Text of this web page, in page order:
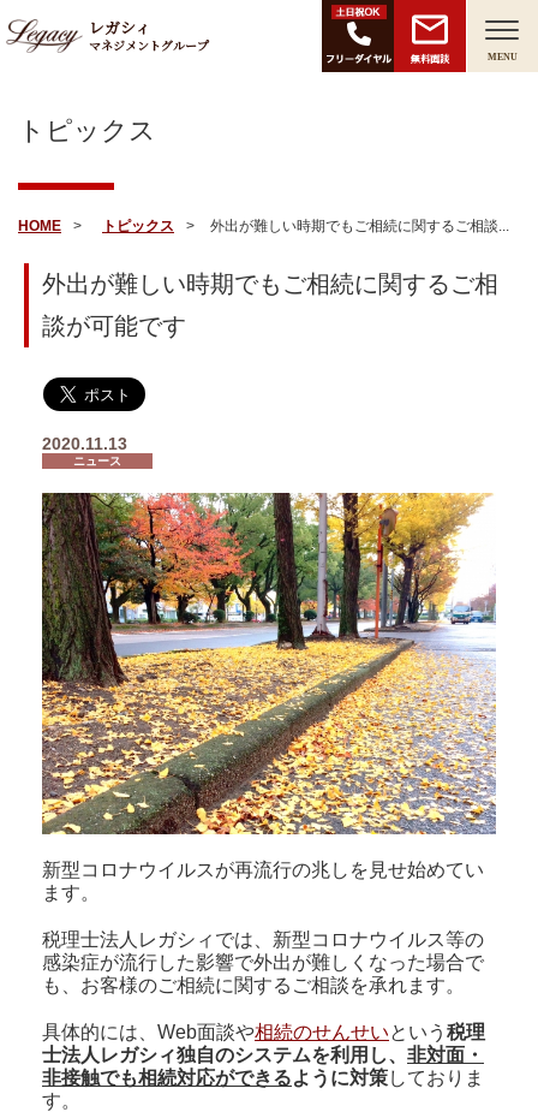
レガシィ
マネジメントグループ
無料面談 MENU
トピックス
HOME トピックス 外出が難しい時期でもご相続に関するご相談...
外出が難しい時期でもご相続に関するご相
談が可能です
2020.11.13
ニュース
新型コロナウイルスが再流行の兆しを見せ始めてい
ます。
税理士法人レガシィでは、新型コロナウイルス等の
感染症が流行した影響で外出が難しくなった場合で
も、お客様のご相続に関するご相談を承れます。
具体的には、Web面談や相続のせんせいという 税理
士法人レガシィ独自のシステムを利用し、 非対面・
非接触でも相続対応ができるように対策しておりま
す。